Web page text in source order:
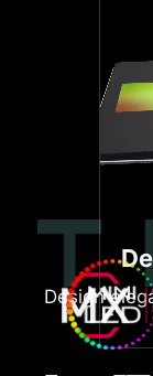
Design